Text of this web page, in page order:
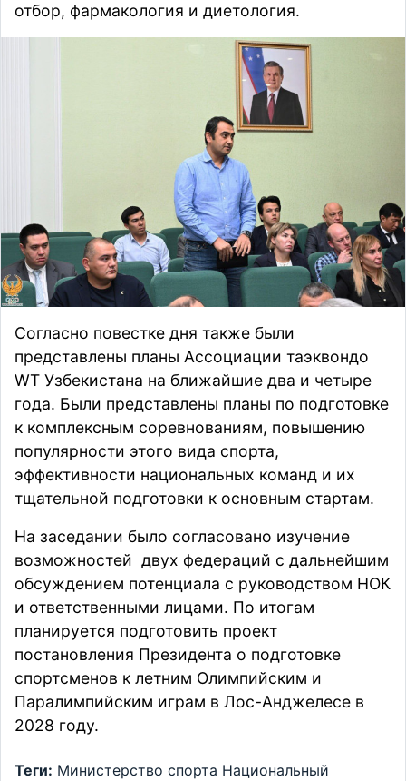
отбор, фармакология и диетология.
Согласно повестке дня также были
представлены планы Ассоциации таэквондо
WT Узбекистана на ближайшие два и четыре
года. Были представлены планы по подготовке
к комплексным соревнованиям, повышению
популярности этого вида спорта,
эффективности национальных команд и их
тщательной подготовки к основным стартам.
На заседании было согласовано изучение
возможностей двух федераций с дальнейшим
обсуждением потенциала с руководством НОК
и ответственными лицами. По итогам
планируется подготовить проект
постановления Президента о подготовке
спортсменов к летним Олимпийским и
Паралимпийским играм в Лос-Анджелесе в
2028 году.
Теги: Министерство спорта Национальный